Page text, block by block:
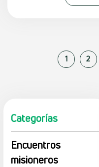
1 2
Categorías
Encuentros
misioneros